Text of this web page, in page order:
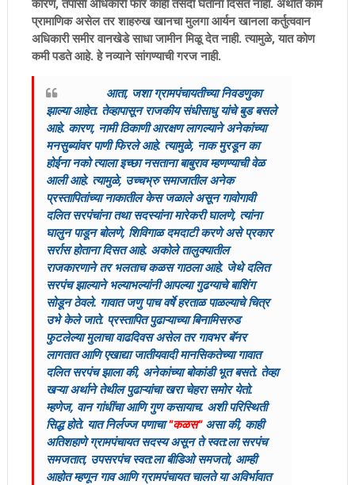
कारण, तपासी अधिकारी फार काही तसदी घेताना दिसत नाही. अर्थात काम
प्रामाणिक असेल तर शाहरुख खानचा मुलगा आर्यन खानला कर्तुत्ववान
अधिकारी समीर वानखेडे साधा जामीन मिळू देत नाही. त्यामुळे, यात कोण
कमी पडते आहे. हे नव्याने सांगण्याची गरज नाही.
आता, जशा ग्रामपंचायतीच्या निवडणुका
झाल्या आहेत. तेव्हापासून राजकीय संधीसाधु यांचे बुड बसले
आहे. कारण, नामी ठिकाणी आरक्षण लागल्याने अनेकांच्या
मनसुब्यांवर पाणी फिरले आहे. त्यामुळे, नाक मुरडून का
होईना नको त्याला इच्छा नसताना बाबुराव म्हणण्याची वेळ
आली आहे. त्यामुळे, उच्चभ्रु समाजातील अनेक
प्रस्तापितांच्या नाकातील केस जळाले असून गावोगावी
दलित सरपंचांना तथा सदस्यांना मारेकरी घालणे, त्यांना
घालुन पाडून बोलणे, शिविगाळ दमदाटी करणे असे प्रकार
सर्रास होताना दिसत आहे. अकोले तालुक्यातील
राजकारणाने तर भलताच कळस गाठला आहे. जेथे दलित
सरपंच झाल्याने भल्याभल्यांनी आपल्या गुढग्याचे बाशिंग
सोडून ठेवले. गावात जणु पाच वर्षे हरताळ पाळल्याचे चित्र
उभे केले जाते. प्रस्तापित पुढाऱ्याच्या बिनामिसरुड
फुटलेल्या मुलाचा वाढदिवस असेल तर गावभर बॅनर
लागतात आणि एखाद्या जातीयवादी मानसिकतेच्या गावात
दलित सरपंच झाला की, अनेकांच्या बोकांडी भूत बसते. तेव्हा
खऱ्या अर्थाने तेथील पुढाऱ्यांचा खरा चेहरा समोर येतो.
म्हणेज, वान गांधींचा आणि गुण कसायाच. अशी परिस्थिती
सिद्ध होते. यात निर्लज्ज पणाचा"कळस"असा की, काही
अतिशहाणे ग्रामपंचायत सदस्य असून ते स्वत:ला सरपंच
समजतात, उपसरपंच स्वत:ला बीडिओ समजतो, आम्ही
आहोत म्हणून गाव आणि ग्रामपंचायत चालते या अविर्भावात